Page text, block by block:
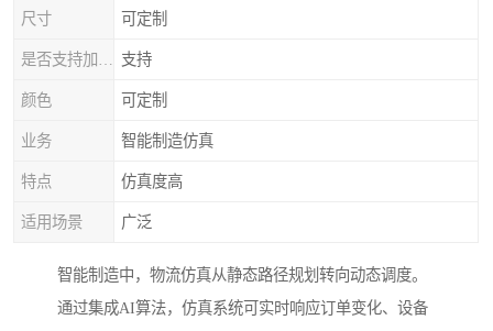
尺寸 可定制
支持
颜色 可定制
业务 智能制造仿真
特点 仿真度高
适用场景 广泛
智能制造中，物流仿真从静态路径规划转向动态调度。
通过集成AI算法，仿真系统可实时响应订单变化、设备